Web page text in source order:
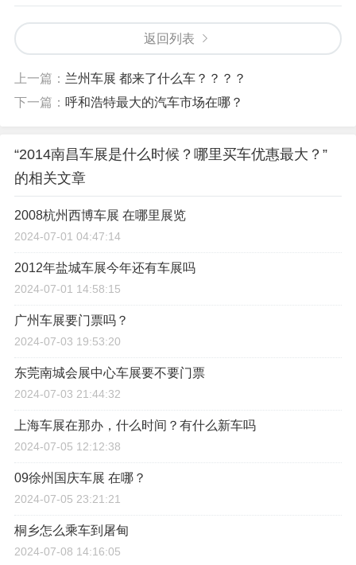
返回列表
上一篇： 兰州车展 都来了什么车？？？？
下一篇： 呼和浩特最大的汽车市场在哪？
“2014南昌车展是什么时候？哪里买车优惠最大？”
的相关文章
2008杭州西博车展 在哪里展览
2024-07-01 04:47:14
2012年盐城车展今年还有车展吗
2024-07-01 14:58:15
广州车展要门票吗？
2024-07-03 19:53:20
东莞南城会展中心车展要不要门票
2024-07-03 21:44:32
上海车展在那办，什么时间？有什么新车吗
2024-07-05 12:12:38
09徐州国庆车展 在哪？
2024-07-05 23:21:21
桐乡怎么乘车到屠甸
2024-07-08 14:16:05